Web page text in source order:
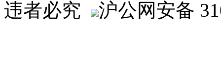
违者必究
沪公网安备